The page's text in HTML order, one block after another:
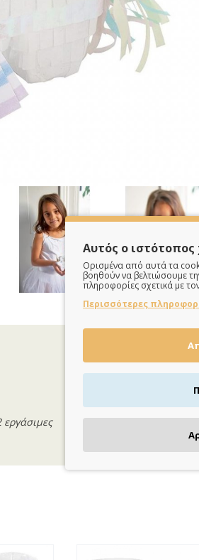
Πιστωτική/
Αυτός ο ιστότοπος
Ορισμένα από αυτά τα
βοηθούν να βελτιώσουμε
πληροφορίες σχετικά με
Περισσότερες